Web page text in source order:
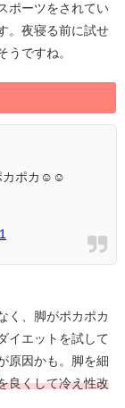
ポーツをされてい
。夜寝る前に試せ
うですね。
カポカ☺️☺️
く、脚がポカポカ
イエットを試して
原因かも。
脚を細
良くして冷え性改